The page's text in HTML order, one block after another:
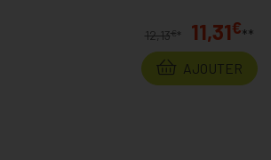
12,13€ * 11,31€**
AJOUTER